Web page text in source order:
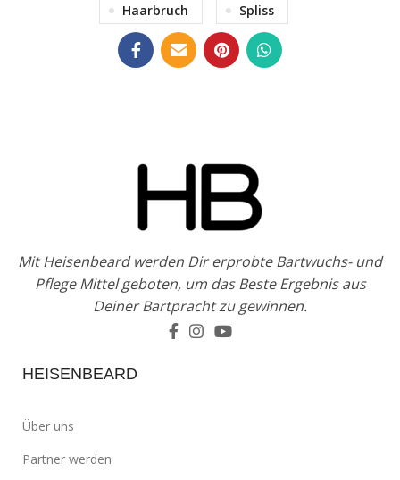
Haarbruch Spliss
Mit Heisenbeard werden Dir erprobte Bartwuchs- und
Pflege Mittel geboten, um das Beste Ergebnis aus
Deiner Bartpracht zu gewinnen.
HEISENBEARD
Über uns
Partner werden